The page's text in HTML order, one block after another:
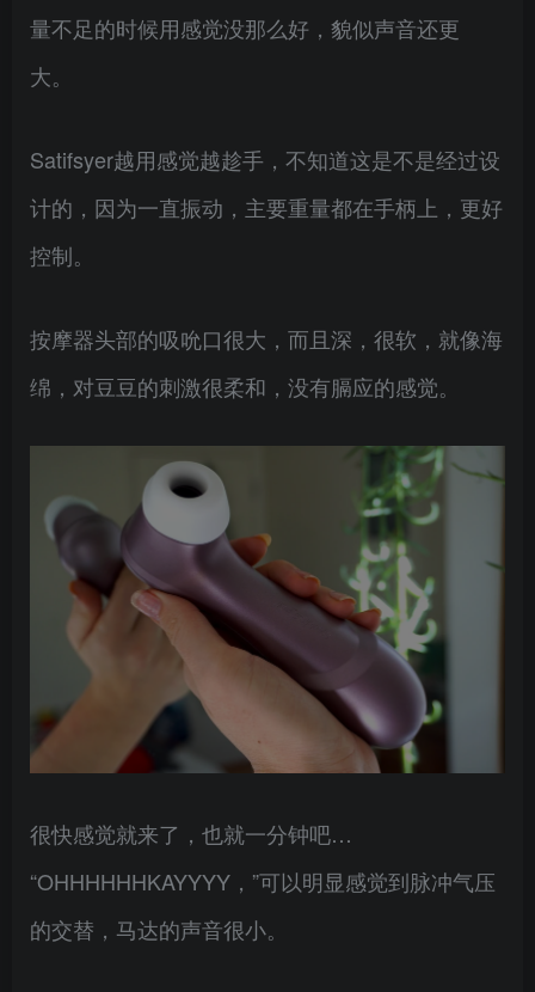
量不足的时候用感觉没那么好，貌似声音还更
大。
Satifsyer越用感觉越趁手，不知道这是不是经过设
计的，因为一直振动，主要重量都在手柄上，更好
控制。
按摩器头部的吸吮口很大，而且深，很软，就像海
绵，对豆豆的刺激很柔和，没有膈应的感觉。
很快感觉就来了，也就一分钟吧…
“OHHHHHHKAYYYY，”可以明显感觉到脉冲气压
的交替，马达的声音很小。